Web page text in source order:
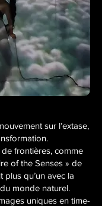
sur l’extase,
de frontières, comme
of the Senses » de
plus qu’un avec la
monde naturel.
uniques en time-